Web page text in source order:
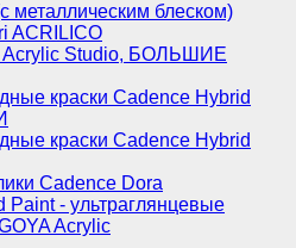
металлическим блеском)
ACRILICO
Acrylic Studio, БОЛЬШИЕ
краски Cadence Hybrid
краски Cadence Hybrid
Cadence Dora
- ультраглянцевые
Acrylic